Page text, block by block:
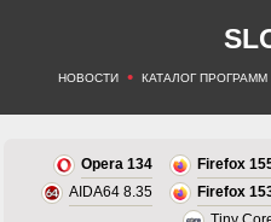
НОВОСТИ • КАТАЛОГ ПРОГРАММ
Opera 134
Firefox
AIDA64 8.35
Firefox